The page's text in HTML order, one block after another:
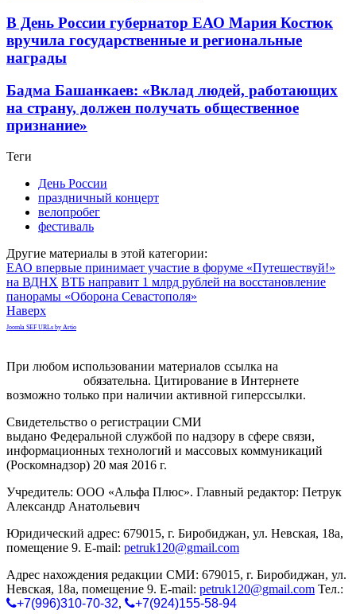
В День России губернатор ЕАО Мария Костюк
вручила государственные и региональные
награды
Бадма Башанкаев: «Вклад людей, работающих
на страну, должен получать общественное
признание»
Теги
День России
праздничный концерт
велопробег
фестиваль
Другие материалы в этой категории:
ЕАО впервые принимает участие в форуме «Путешествуй!»
на ВДНХ ВТБ направит 1 млрд рублей на восстановление
панорамы «Оборона Севастополя»
Наверх
Joomla SEF URLs by Artio
При любом использовании материалов ссылка на
обязательна. Цитирование в Интернете
возможно только при наличии активной гиперссылки.
Свидетельство о регистрации СМИ
выдано Федеральной службой по надзору в сфере связи,
информационных технологий и массовых коммуникаций
(Роскомнадзор) 20 мая 2016 г.
Учредитель: ООО «Альфа Плюс». Главный редактор: Петрук
Александр Анатольевич
Юридический адрес: 679015, г. Биробиджан, ул. Невская, 18а,
помещение 9. E-mail: petruk120@gmail.com
Адрес нахождения редакции СМИ: 679015, г. Биробиджан, ул.
Невская, 18а, помещение 9. E-mail: petruk120@gmail.com Тел.:
+7(996)310-70-32, +7(924)155-58-94